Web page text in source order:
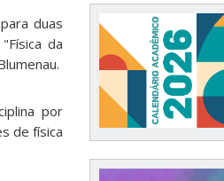
duas
da
por
de física